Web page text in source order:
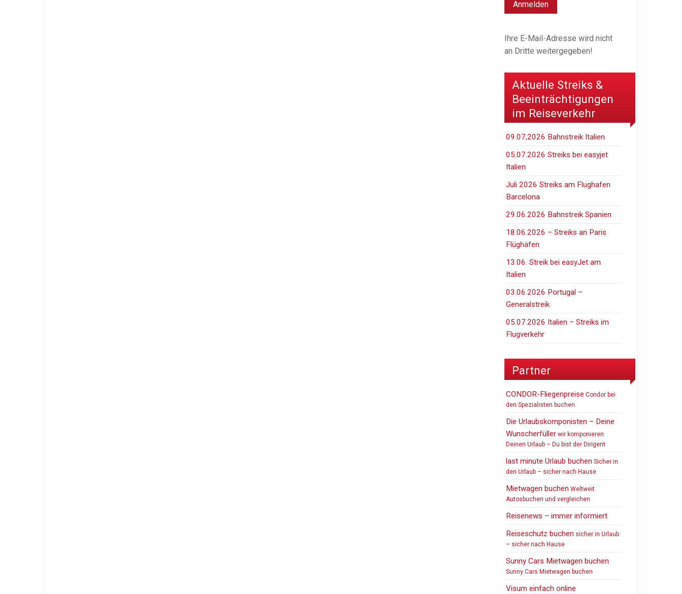
Ihre E-Mail-Adresse wird nicht
an Dritte weitergegeben!
Aktuelle Streiks &
Beeinträchtigungen
im Reiseverkehr
09.07,2026 Bahnstreik Italien
05.07.2026 Streiks bei easyjet
Italien
Juli 2026 Streiks am Flughafen
Barcelona
29.06.2026 Bahnstreik Spanien
18.06.2026 – Streiks an Paris
Flüghäfen
13.06. Streik bei easyJet am
Italien
03.06.2026 Portugal –
Generalstreik
05.07.2026 Italien – Streiks im
Flugverkehr
Partner
CONDOR-Fliegenpreise Condor bei
den Spezialisten buchen
Die Urlaubskomponisten – Deine
Wunscherfüller wir komponieren
Deinen Urlaub – Du bist der Dirigent
last minute Urlaub buchen Sicher in
den Urlaub – sicher nach Hause
Mietwagen buchen Weltweit
Autosbuchen und vergleichen
Reisenews – immer informiert
Reiseschutz buchen sicher in Urlaub
– sicher nach Hause
Sunny Cars Mietwagen buchen
Sunny Cars Mietwagen buchen
Visum einfach online